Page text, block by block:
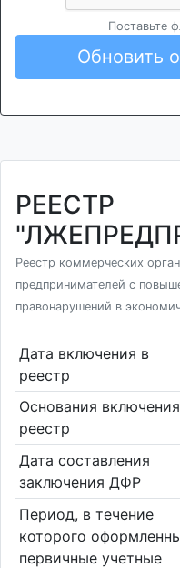
Поставьте
Обновить
РЕЕСТР
Реестр коммерческих
предпринимателей с
правонарушений в
Дата включения в
реестр
Основания
реестр
Дата составления
заключения ДФР
Период, в течение
которого
первичные учетные